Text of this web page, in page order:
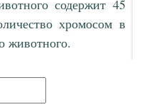
содержит 45
хромосом в
животного.